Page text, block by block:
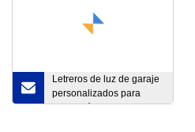
Letreros de luz de garaje
personalizados para
habitación para llevar